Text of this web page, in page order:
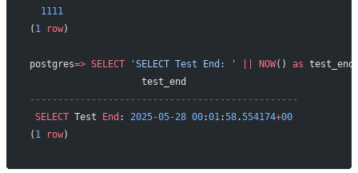
  1111
( 1 row)
postgres=> SELECT 'SELECT Test End: ' NOW() as
                    test_end
------------------------------------------------
SELECT Test End : 2025-05-28 00:01 :58.554174+00
( 1 row)